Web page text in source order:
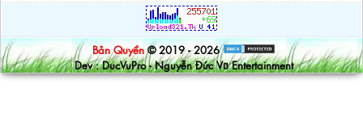
Bản Quyền © 2019 - 2026
Dev : DucVuPro - Nguyễn Đức Vũ Entertainment